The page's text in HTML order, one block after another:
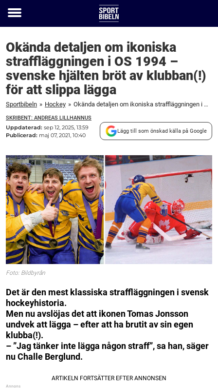
Toggle
Okända detaljen om ikoniska
straffläggningen i OS 1994 –
svenske hjälten bröt av klubban(!)
för att slippa lägga
Sportbibeln » Hockey » Okända detaljen om ikoniska straffläggningen i OS 1994 – svenske hjälten bröt av klubban(!) för att slippa lägga
SKRIBENT: ANDREAS LILLHANNUS
Uppdaterad: sep 12, 2025, 13:59
Publicerad: maj 07, 2021, 10:40
Lägg till som önskad källa på Google
Foto: Bildbyrån
Det är den mest klassiska straffläggningen i svensk
hockeyhistoria.
Men nu avslöjas det att ikonen Tomas Jonsson
undvek att lägga – efter att ha brutit av sin egen
klubba(!).
– ”Jag tänker inte lägga någon straff”, sa han, säger
nu Challe Berglund.